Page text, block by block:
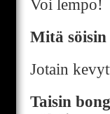
Voi lempo!
Mitä söisin
Jotain
Taisin